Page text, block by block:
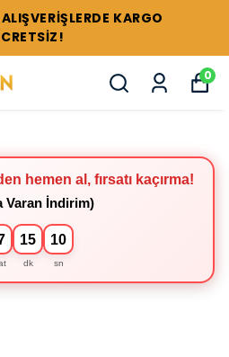
VARAN İNDİRİMLER !
0
hemen al, fırsatı kaçırma!
Varan İndirim)
15
dk
09
sn